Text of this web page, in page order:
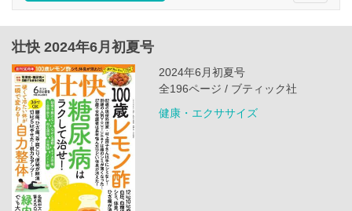
壮快 2024年6月初夏号
2024年6月初夏号
全196ページ / ブティック社
健康・エクササイズ